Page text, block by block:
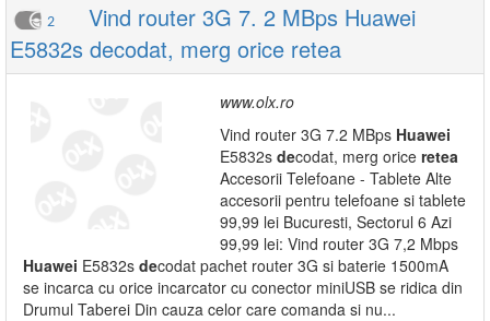
2
Vind router 3G 7. 2 MBps Huawei
E5832s decodat, merg orice retea
www.olx.ro
Vind router 3G 7.2 MBps Huawei
E5832s decodat, merg orice retea
Accesorii Telefoane - Tablete Alte
accesorii pentru telefoane si tablete
99,99 lei Bucuresti, Sectorul 6 Azi
99,99 lei: Vind router 3G 7,2 Mbps
Huawei E5832s decodat pachet router 3G si baterie 1500mA
se incarca cu orice incarcator cu conector miniUSB se ridica din
Drumul Taberei Din cauza celor care comanda si nu...